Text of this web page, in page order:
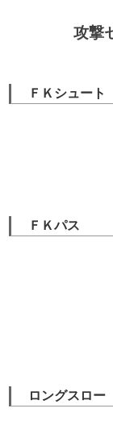
攻撃
ＦＫシュート
ＦＫパス
ロングスロー